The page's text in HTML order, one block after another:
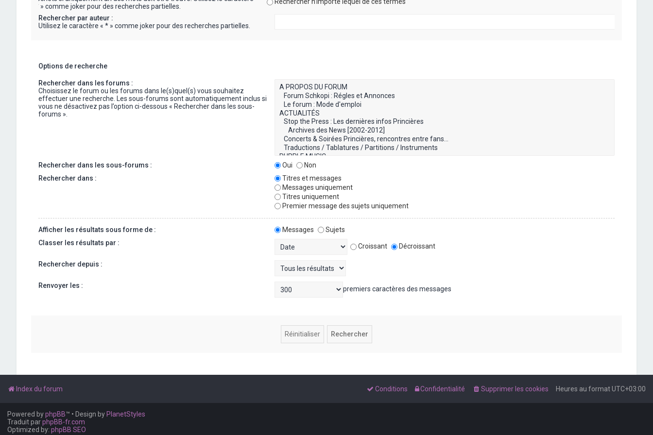
« * » comme joker pour des recherches partielles.
Rechercher par auteur :
Utilisez le caractère « * » comme joker pour des recherches partielles.
Options de recherche
Rechercher dans les forums :
Choisissez le forum ou les forums dans le(s)quel(s) vous souhaitez
effectuer une recherche. Les sous-forums sont automatiquement inclus si
vous ne désactivez pas l’option ci-dessous « Rechercher dans les sous-
forums ».
Rechercher dans les sous-forums : Oui
Non
Rechercher dans :
Titres et messages
Messages uniquement
Titres uniquement
Premier message des sujets uniquement
Afficher les résultats sous forme de : Messages
Sujets
Classer les résultats par :
Croissant Décroissant
Rechercher depuis :
Renvoyer les : premiers caractères des messages
Index du forum Heures au formatUTC+03:00
Supprimer les cookies
Confidentialité
Conditions
Powered byphpBB™ • Design byPlanetStyles
Traduit parphpBB-fr.com
Optimized by: phpBB SEO